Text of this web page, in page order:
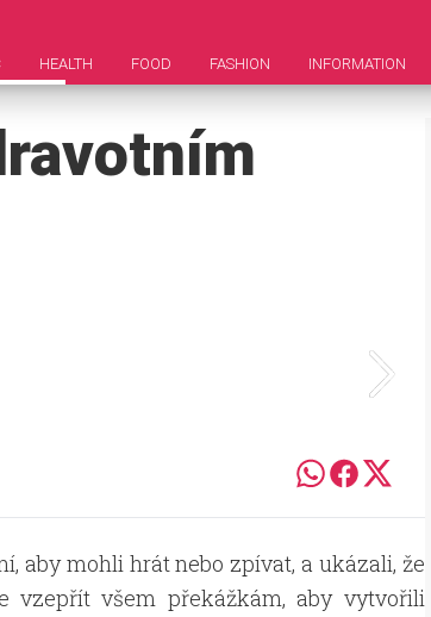
HEALTH FOOD FASHION INFORMATION
aby mohli hrát nebo zpívat, a ukázali, že
vzepřít všem překážkám, aby vytvořili